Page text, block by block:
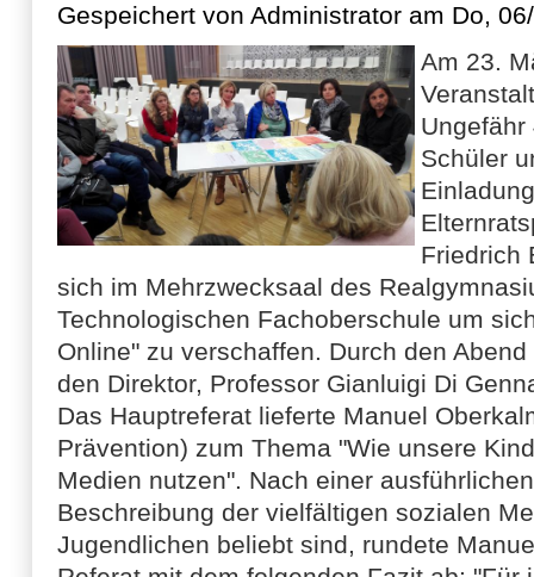
Gespeichert von Administrator am Do,
Am 23.
Ungefähr
Schüler
Friedrich
sich im Mehrzwecksaal des
Technologischen Fachoberschule um
Online" zu verschaffen. Durch den
den Direktor, Professor Gianluigi Di
Das Hauptreferat lieferte Manuel
Prävention) zum Thema "Wie unsere
Medien nutzen". Nach einer
Beschreibung der vielfältigen sozialen
Jugendlichen beliebt sind, rundete